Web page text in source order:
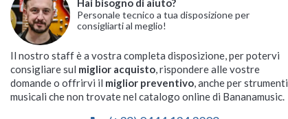
Hai bisogno di aiuto?
Personale tecnico a tua disposizione per
consigliarti al meglio!
Il nostro staff è a vostra completa disposizione, per potervi
consigliare sul miglior acquisto, rispondere alle vostre
domande o offrirvi il miglior preventivo, anche per strumenti
musicali che non trovate nel catalogo online di Bananamusic.